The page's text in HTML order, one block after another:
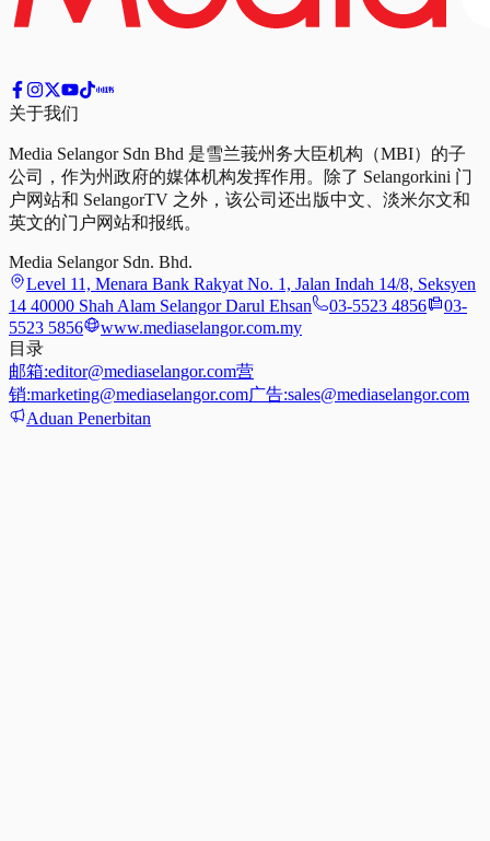
关于我们
Media Selangor Sdn Bhd 是雪兰莪州务大臣机构（MBI）的子
公司，作为州政府的媒体机构发挥作用。除了 Selangorkini 门
户网站和 SelangorTV 之外，该公司还出版中文、淡米尔文和
英文的门户网站和报纸。
Media Selangor Sdn. Bhd.
Level 11, Menara Bank Rakyat No. 1, Jalan Indah 14/8, Seksyen
14 40000 Shah Alam Selangor Darul Ehsan
03-5523 4856
03-
5523 5856
www.mediaselangor.com.my
目录
邮箱:editor@mediaselangor.com营
销:marketing@mediaselangor.com广告:sales@mediaselangor.com
Aduan Penerbitan